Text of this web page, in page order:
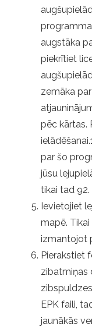
augstāka
piekrītiet
zemāka
pēc kārtas.
par šo
jūsu
tikai tad 92.
Ievietojiet
mapē.
izmantojot
Pierakstiet
zibatmiņas
EPK faili,
jaunākās